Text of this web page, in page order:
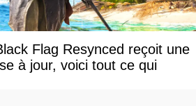
Flag Resynced reçoit une
à jour, voici tout ce qui